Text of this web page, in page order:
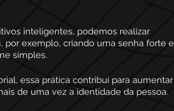
inteligentes, podemos realizar
por exemplo, criando uma senha forte e
simples.
essa prática contribui para aumentar
de uma vez a identidade da pessoa.